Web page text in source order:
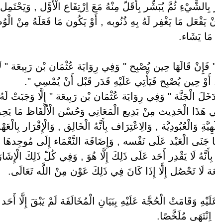
ثُمَّ يُبَشِّر بِأَقَلّ مِنْهُ مَعَ اِرْتِفَاع الْأَوَّل ,
مَا يَغْفِر لَهُ بِهِ ذُنُوبه , أَوْ يَكُون مَا فَعَلَهُ مِنْ
مَا يَشَاء.
قَالَهَا حِين يُصْبِح " وَفِي رِوَايَة عُثْمَان بْن رَبِيعَة "
حِين يُصْبِح فَيَأْتِي عَلَيْهِ قَدَر قَبْل أَنْ يُمْسِي ".
الْجَنَّة " وَفِي رِوَايَة عُثْمَان بْن رَبِيعَة " إِلَّا وَجَبَتْ
الْحَدِيث مِنْ بَدِيع الْمَعَانِي وَحُسْن الْأَلْفَاظ مَا
وَالْعُبُودِيَّة , وَالِاعْتِرَاف بِأَنَّهُ الْخَالِق , وَالْإِقْرَار
جَنَى الْعَبْد عَلَى نَفْسه , وَإِضَافَة النَّعْمَاء إِلَى
لَا يَقْدِر أَحَد عَلَى ذَلِكَ إِلَّا هُوَ , وَفِي كُلّ ذَلِكَ
لَا تَحْصُل إِلَّا إِذَا كَانَ فِي ذَلِكَ عَوْن مِنْ اللَّه تَعَالَى.
وَقَامَتْ الْحُجَّة عَلَيْهِ بِبَيَانِ الْمُخَالَفَة لَمْ يَبْقَ إِلَّا
مُلَخَّصًا.